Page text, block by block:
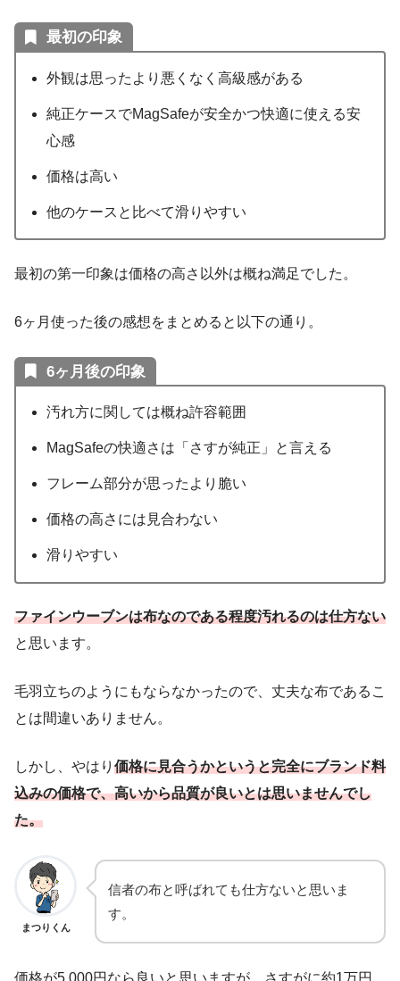
最初の印象
外観は思ったより悪くなく高級感がある
純正ケースでMagSafeが安全かつ快適に使える安
心感
価格は高い
他のケースと比べて滑りやすい
最初の第一印象は価格の高さ以外は概ね満足でした。
6ヶ月使った後の感想をまとめると以下の通り。
6ヶ月後の印象
汚れ方に関しては概ね許容範囲
MagSafeの快適さは「さすが純正」と言える
フレーム部分が思ったより脆い
価格の高さには見合わない
滑りやすい
ファインウーブンは布なのである程度汚れるのは仕方ない
と思います。
毛羽立ちのようにもならなかったので、丈夫な布であるこ
とは間違いありません。
しかし、やはり 価格に見合うかというと完全にブランド料
込みの価格で、高いから品質が良いとは思いませんでし
た。
まつりくん
信者の布と呼ばれても仕方ないと思いま
す。